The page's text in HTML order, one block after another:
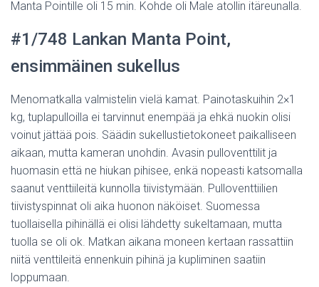
Manta Pointille oli 15 min. Kohde oli Male atollin itäreunalla.
#1/748 Lankan Manta Point,
ensimmäinen sukellus
Menomatkalla valmistelin vielä kamat. Painotaskuihin 2×1
kg, tuplapulloilla ei tarvinnut enempää ja ehkä nuokin olisi
voinut jättää pois. Säädin sukellustietokoneet paikalliseen
aikaan, mutta kameran unohdin. Avasin pulloventtilit ja
huomasin että ne hiukan pihisee, enkä nopeasti katsomalla
saanut venttiileitä kunnolla tiivistymään. Pulloventtiilien
tiivistyspinnat oli aika huonon näköiset. Suomessa
tuollaisella pihinällä ei olisi lähdetty sukeltamaan, mutta
tuolla se oli ok. Matkan aikana moneen kertaan rassattiin
niitä venttileitä ennenkuin pihinä ja kupliminen saatiin
loppumaan.